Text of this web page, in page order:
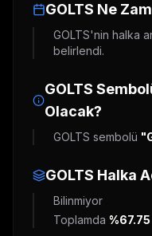
GOLTS Ne
GOLTS'nin halka
belirlendi.
GOLTS
Olacak?
GOLTS sembolü "
GOLTS Halka
Bilinmiyor
Toplamda %67.75